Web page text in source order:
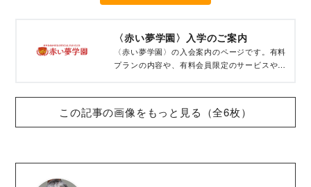
〈赤い夢学園〉入学のご案内
〈赤い夢学園〉の入会案内のページです。有料
プランの内容や、有料会員限定のサービスやコ
この記事の画像をもっと見る（全6枚）